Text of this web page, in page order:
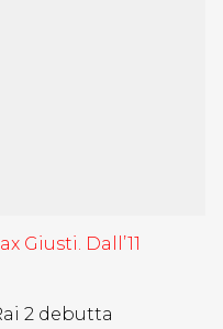
Giusti. Dall’11
2 debutta